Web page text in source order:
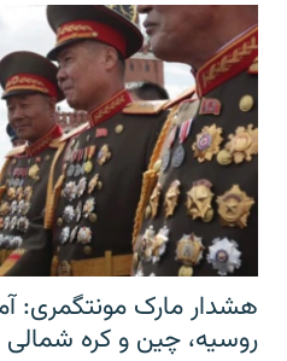
هشدار مارک مونتگمری:
روسیه، چین و کره